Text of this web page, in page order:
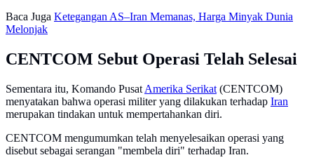
Baca Juga Ketegangan AS–Iran Memanas, Harga Minyak Dunia
Melonjak
CENTCOM Sebut Operasi Telah Selesai
Sementara itu, Komando Pusat Amerika Serikat (CENTCOM)
menyatakan bahwa operasi militer yang dilakukan terhadap Iran
merupakan tindakan untuk mempertahankan diri.
CENTCOM mengumumkan telah menyelesaikan operasi yang
disebut sebagai serangan "membela diri" terhadap Iran.